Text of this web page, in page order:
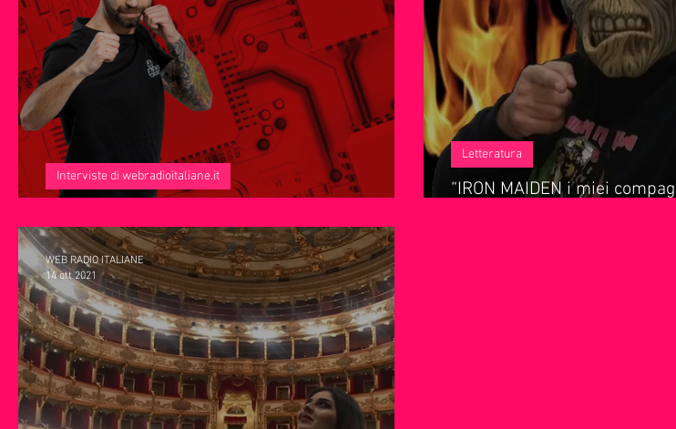
Festival di Sanremo Arte REPORT EUROVISION SONG CONTEST Donne
Servizi offerti da WRI Halloween Natale Notizie Musica Consigli Life Coaching
Interviste di webradioitaliane.it
“IRON MAIDEN i miei
Letteratura
WEB RADIO ITALIANE
14 ott 2021